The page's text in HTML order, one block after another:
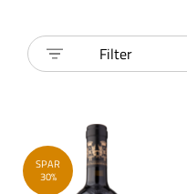
Filter
SPAR
30%